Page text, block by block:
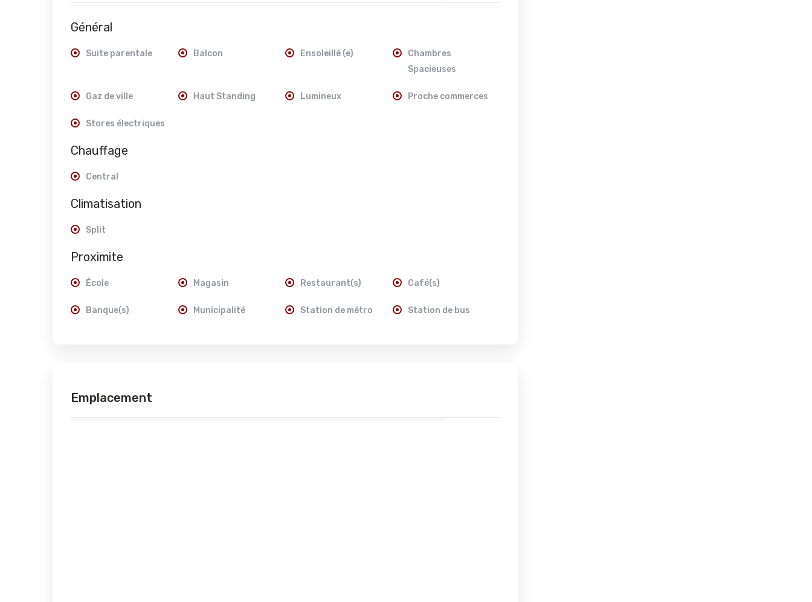
Général
Suite parentale Balcon Ensoleillé (e)
Chambres
Spacieuses
Gaz de ville Haut Standing Lumineux Proche commerces
Stores électriques
Chauffage
Central
Climatisation
Split
Proximite
École Magasin Restaurant(s) Café(s)
Banque(s) Municipalité Station de métro Station de bus
Emplacement